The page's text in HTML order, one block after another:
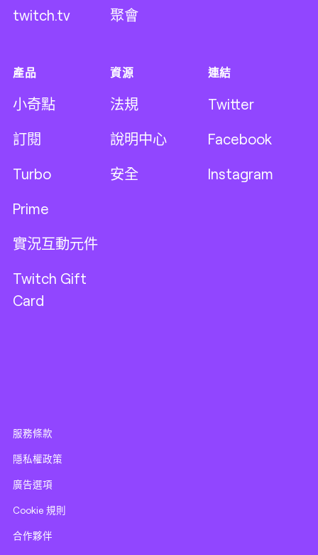
twitch.tv 聚會
產品
小奇點
訂閱
Turbo
Prime
實況互動元件
Twitch Gift
Card
資源
法規
說明中心
安全
連結
Twitter
Facebook
Instagram
服務條款
隱私權政策
廣告選項
Cookie 規則
合作夥伴